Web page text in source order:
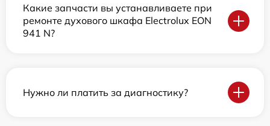
Какие запчасти вы устанавливаете при
ремонте духового шкафа Electrolux EON
941 N?
Нужно ли платить за диагностику?